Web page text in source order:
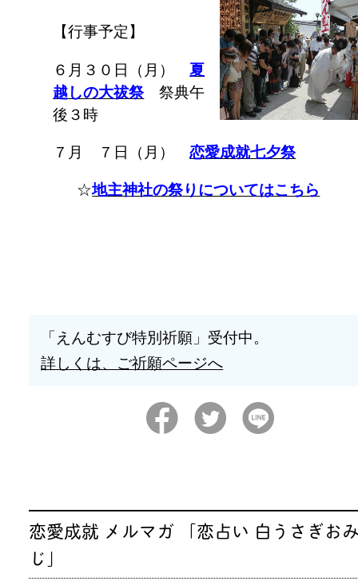
【行事予定】
６月３０日（月） 夏
越しの大祓祭祭典午
後３時
７月 ７日（月）恋愛成就七夕祭
☆地主神社の祭りについてはこちら
「えんむすび特別祈願」受付中。
詳しくは、ご祈願ページへ
恋愛成就 メルマガ 「恋占い 白うさぎお
じ」